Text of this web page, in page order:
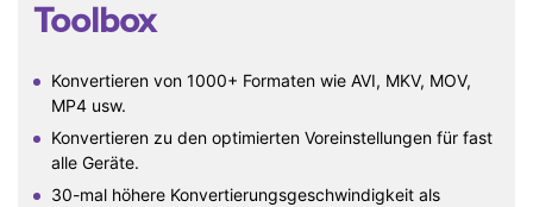
Toolbox
Konvertieren von 1000+ Formaten wie AVI, MKV, MOV,
MP4 usw.
Konvertieren zu den optimierten Voreinstellungen für fast
alle Geräte.
30-mal höhere Konvertierungsgeschwindigkeit als